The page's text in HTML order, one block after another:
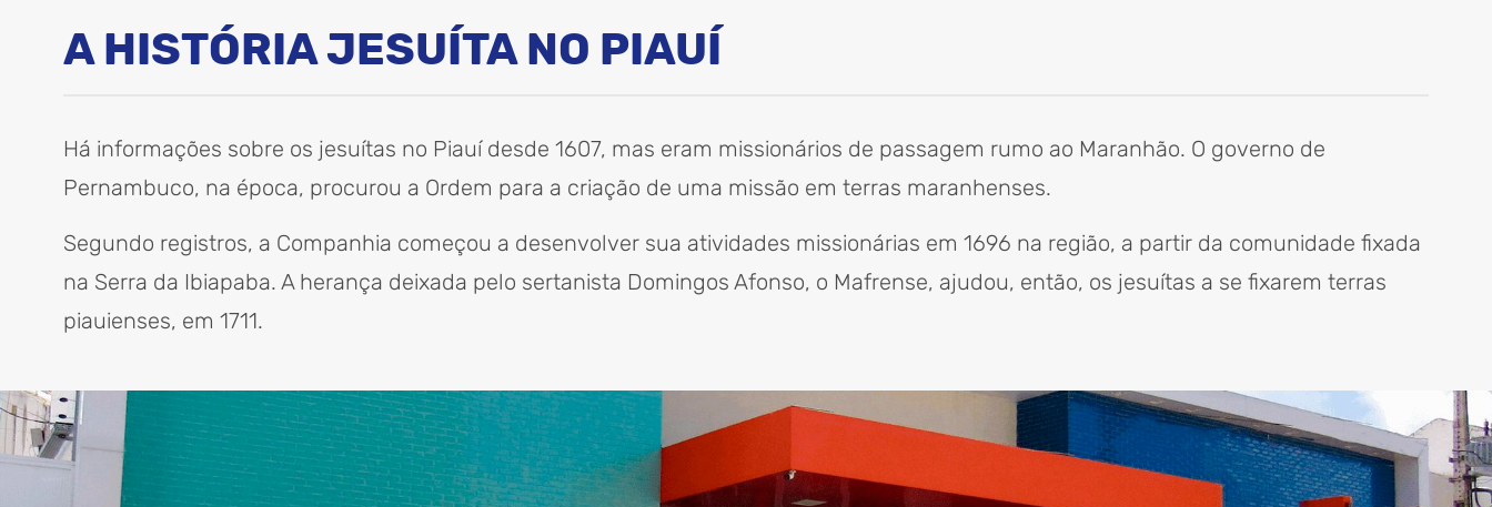
A HISTÓRIA JESUÍTA NO PIAUÍ
Há informações sobre os jesuítas no Piauí desde 1607, mas eram missionários de passagem rumo ao Maranhão. O governo de
Pernambuco, na época, procurou a Ordem para a criação de uma missão em terras maranhenses.
Segundo registros, a Companhia começou a desenvolver sua atividades missionárias em 1696 na região, a partir da comunidade fixada
na Serra da Ibiapaba. A herança deixada pelo sertanista Domingos Afonso, o Mafrense, ajudou, então, os jesuítas a se fixarem terras
piauienses, em 1711.